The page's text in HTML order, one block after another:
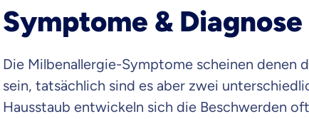
Symptome &
Die Milbenallergie-Symptome scheinen denen
sein, tatsächlich sind es aber zwei
Hausstaub entwickeln sich die Beschwerden